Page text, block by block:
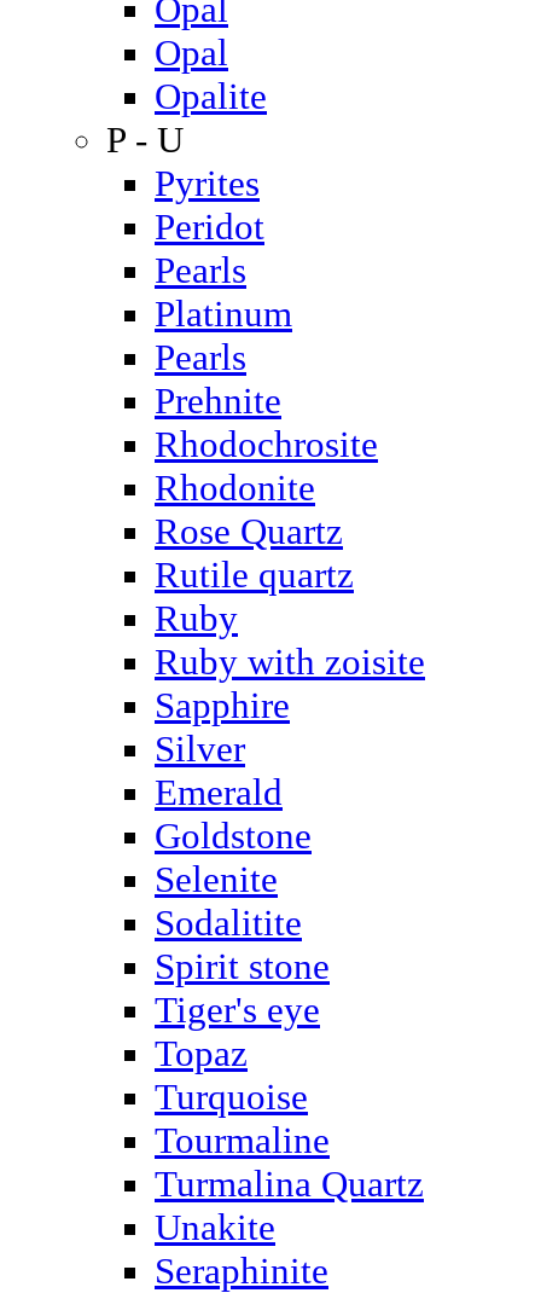
Opal
Opal
Opalite
P - U
Pyrites
Peridot
Pearls
Platinum
Pearls
Prehnite
Rhodochrosite
Rhodonite
Rose Quartz
Rutile quartz
Ruby
Ruby with zoisite
Sapphire
Silver
Emerald
Goldstone
Selenite
Sodalitite
Spirit stone
Tiger's eye
Topaz
Turquoise
Tourmaline
Turmalina Quartz
Unakite
Seraphinite